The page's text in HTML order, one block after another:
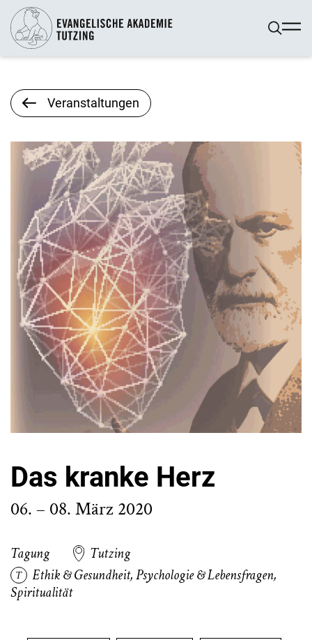
Veranstaltungen
Das kranke Herz
06. – 08. März 2020
Tagung
Tutzing
Ethik & Gesundheit,Psychologie & Lebensfragen,
Spiritualität